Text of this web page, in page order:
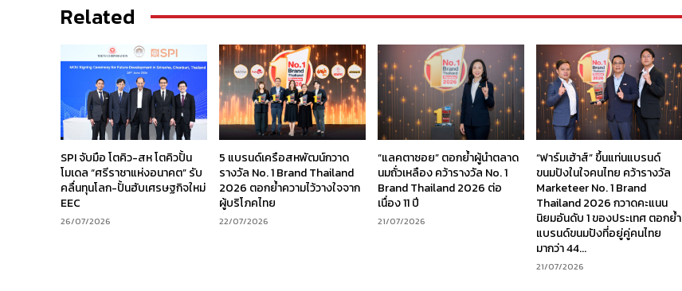
Related
SPI จับมือ โตคิว-สห โตคิวปั้น
โมเดล “ศรีราชาแห่งอนาคต” รับ
คลื่นทุนโลก-ปั้นฮับเศรษฐกิจใหม่
EEC
26/07/2026
5 แบรนด์เครือสหพัฒน์กวาด
รางวัล No. 1 Brand Thailand
2026 ตอกย้ำความไว้วางใจจาก
ผู้บริโภคไทย
22/07/2026
“แลคตาซอย” ตอกย้ำผู้นำตลาด
นมถั่วเหลือง คว้ารางวัล No. 1
Brand Thailand 2026 ต่อ
เนื่อง 11 ปี
21/07/2026
“ฟาร์มเฮ้าส์” ขึ้นแท่นแบรนด์
ขนมปังในใจคนไทย คว้ารางวัล
Marketeer No. 1 Brand
Thailand 2026 กวาดคะแนน
นิยมอันดับ 1 ของประเทศ ตอกย้ำ
แบรนด์ขนมปังที่อยู่คู่คนไทย
มากว่า 44...
21/07/2026